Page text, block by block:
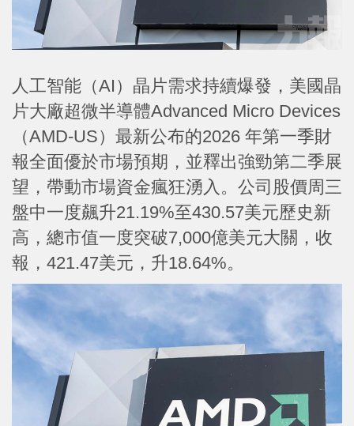
人工智能（AI）晶片需求持續爆發，美國晶
片大廠超微半導體Advanced Micro Devices
（AMD-US）最新公布的2026 年第一季財
報全面優於市場預期，並釋出強勁第二季展
望，帶動市場資金瘋狂湧入。公司股價周三
盤中一度飆升21.19%至430.57美元歷史新
高，總市值一度突破7,000億美元大關，收
報，421.47美元，升18.64%。